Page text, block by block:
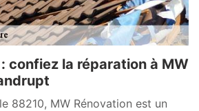
confiez la réparation à MW
88210, MW Rénovation est un